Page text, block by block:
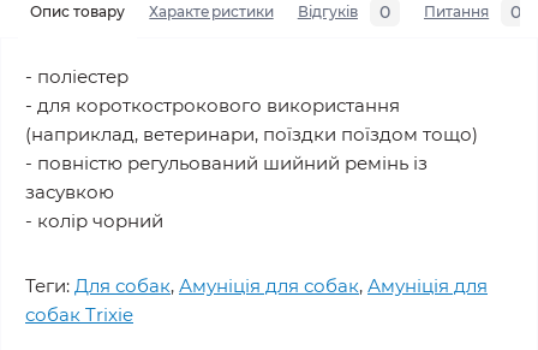
Опис товару Характеристики Відгуків 0 Питання 0
- поліестер
- для короткострокового використання
(наприклад, ветеринари, поїздки поїздом тощо)
- повністю регульований шийний ремінь із
засувкою
- колір чорний
Теги: Для собак, Амуніція для собак, Амуніція для
собак Trixie